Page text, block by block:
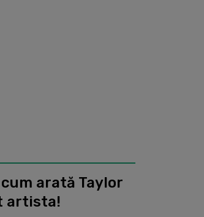
arată Taylor
artista!